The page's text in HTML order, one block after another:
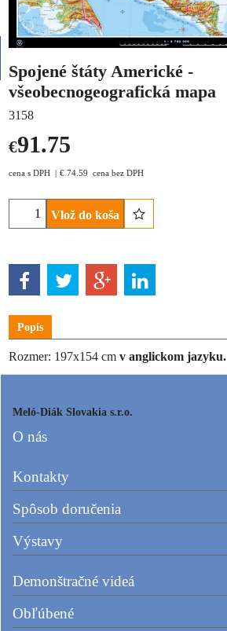
Spojené štáty Americké -
všeobecnogeografická mapa
3158
€91.75
cena s DPH € 74.59 cena bez DPH
Vlož do koša
Popis
Rozmer: 197x154 cm v anglickom jazyku.
Meló-Diák Slovakia s.r.o.
O nás
Kontakty
Spôsob doručenia
Výstavy
Demonštračné videá
Obľúbené